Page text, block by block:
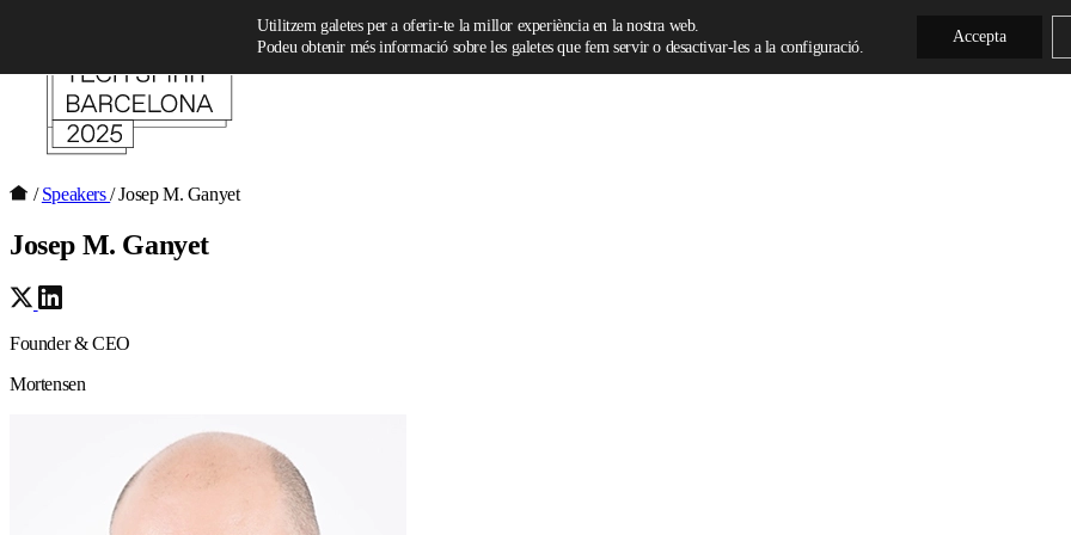
/ Speakers/ Josep M. Ganyet
Josep M. Ganyet
Founder & CEO
Mortensen
Utilitzem galetes per a oferir-te la millor experiència en la nostra web.
Podeu obtenir més informació sobre les galetes que fem servir o desactivar-les a la configuració.
Accepta